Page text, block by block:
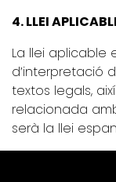
4.LLEI
La llei
d’interpretació
textos legals,
relacionada
serà la llei